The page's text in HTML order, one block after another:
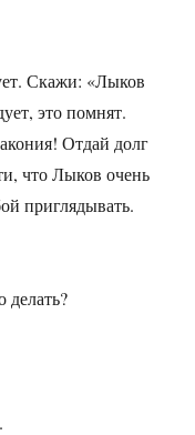
Скажи: «Лыков
это помнят.
Отдай долг
что Лыков очень
приглядывать.